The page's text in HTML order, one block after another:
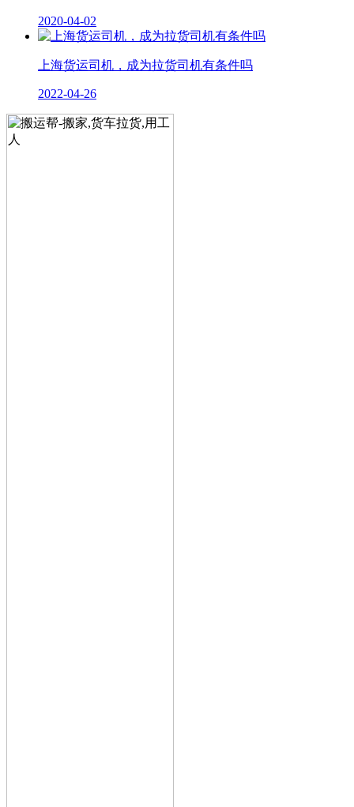
2020-04-02
上海货运司机，成为拉货司机有条件吗
2022-04-26